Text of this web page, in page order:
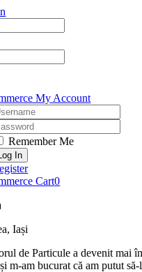
My Account
Remember Me
Cart0
Iași
de Particule a devenit mai
m-am bucurat că am putut